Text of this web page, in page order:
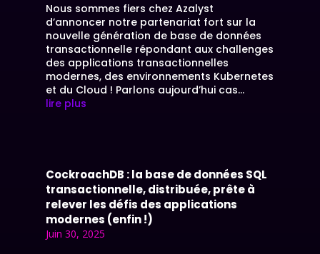
Nous sommes fiers chez Azalyst
d’annoncer notre partenariat fort sur la
nouvelle génération de base de données
transactionnelle répondant aux challenges
des applications transactionnelles
modernes, des environnements Kubernetes
et du Cloud ! Parlons aujourd’hui cas...
lire plus
CockroachDB : la base de données SQL
transactionnelle, distribuée, prête à
relever les défis des applications
modernes (enfin !)
Juin 30, 2025